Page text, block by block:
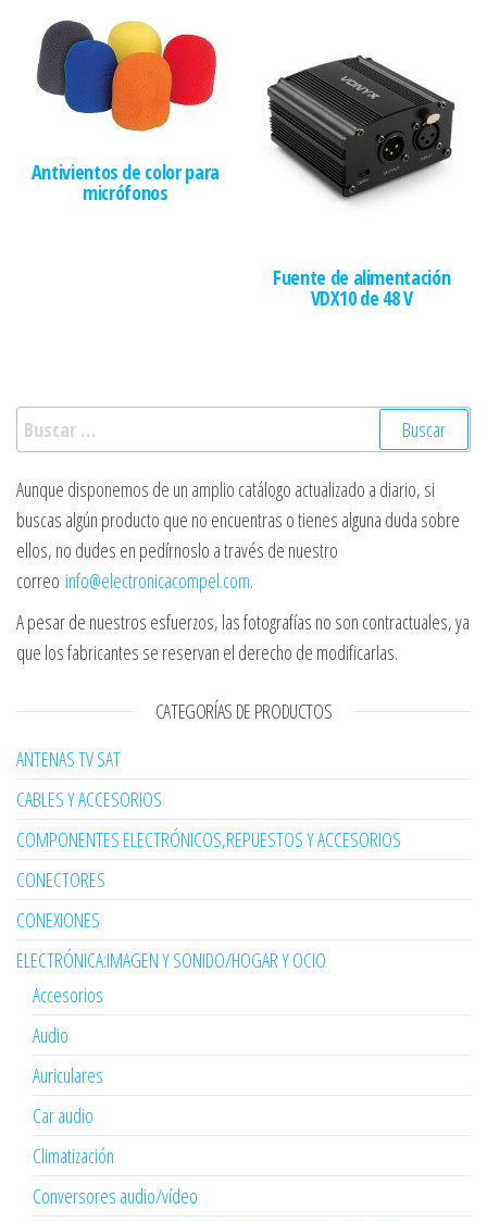
Antivientos de color para
micrófonos
Fuente de alimentación
VDX10 de 48 V
Buscar:
Aunque disponemos de un amplio catálogo actualizado a diario, si
buscas algún producto que no encuentras o tienes alguna duda sobre
ellos, no dudes en pedírnoslo a través de nuestro
correo info@electronicacompel.com.
A pesar de nuestros esfuerzos, las fotografías no son contractuales, ya
que los fabricantes se reservan el derecho de modificarlas.
CATEGORÍAS DE PRODUCTOS
ANTENAS TV SAT
CABLES Y ACCESORIOS
COMPONENTES ELECTRÓNICOS,REPUESTOS Y ACCESORIOS
CONECTORES
CONEXIONES
ELECTRÓNICA:IMAGEN Y SONIDO/HOGAR Y OCIO
Accesorios
Audio
Auriculares
Car audio
Climatización
Conversores audio/vídeo